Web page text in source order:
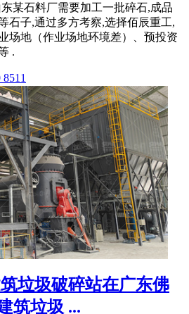
某石料厂需要加工一批碎石,成品
石子,通过多方考察,选择佰辰重工,
场地（作业场地环境差）、预投资
.
垃圾破碎站在广东佛
筑垃圾 ...